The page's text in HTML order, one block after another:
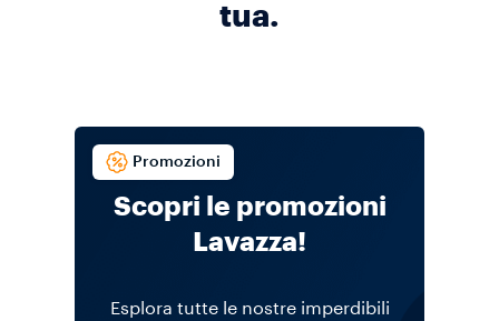
tua.
Scopri le promozioni
Lavazza!
Promozioni
Esplora tutte le nostre imperdibili